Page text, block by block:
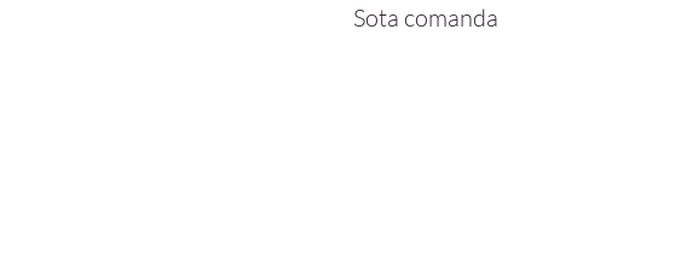
Sota comanda